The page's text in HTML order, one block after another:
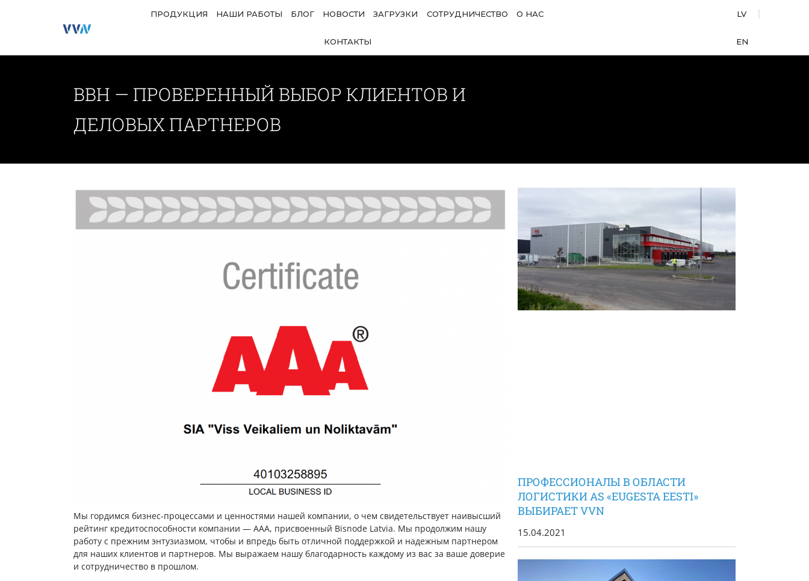
ПРОДУКЦИЯ НАШИ РАБОТЫ БЛОГ НОВОСТИ ЗАГРУЗКИ СОТРУДНИЧЕСТВО О НАС
КОНТАКТЫ
LV
EN
ВВН — ПРОВЕРЕННЫЙ ВЫБОР КЛИЕНТОВ И
ДЕЛОВЫХ ПАРТНЕРОВ
ПРОФЕССИОНАЛЫ В ОБЛАСТИ
ЛОГИСТИКИ AS «EUGESTA EESTI»
ВЫБИРАЕТ VVN
15.04.2021
Мы гордимся бизнес-процессами и ценностями нашей компании, о чем свидетельствует наивысший
рейтинг кредитоспособности компании — AAA, присвоенный Bisnode Latvia. Мы продолжим нашу
работу с прежним энтузиазмом, чтобы и впредь быть отличной поддержкой и надежным партнером
для наших клиентов и партнеров. Мы выражаем нашу благодарность каждому из вас за ваше доверие
и сотрудничество в прошлом.